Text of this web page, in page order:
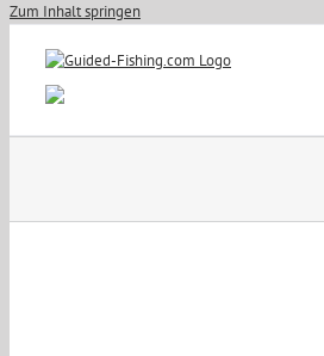
Zum Inhalt springen